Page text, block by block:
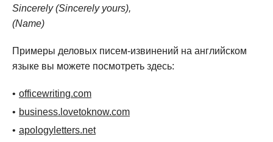
Sincerely (Sincerely yours),
(Name)
Примеры деловых писем-извинений на английском
языке вы можете посмотреть здесь:
officewriting.com
business.lovetoknow.com
apologyletters.net